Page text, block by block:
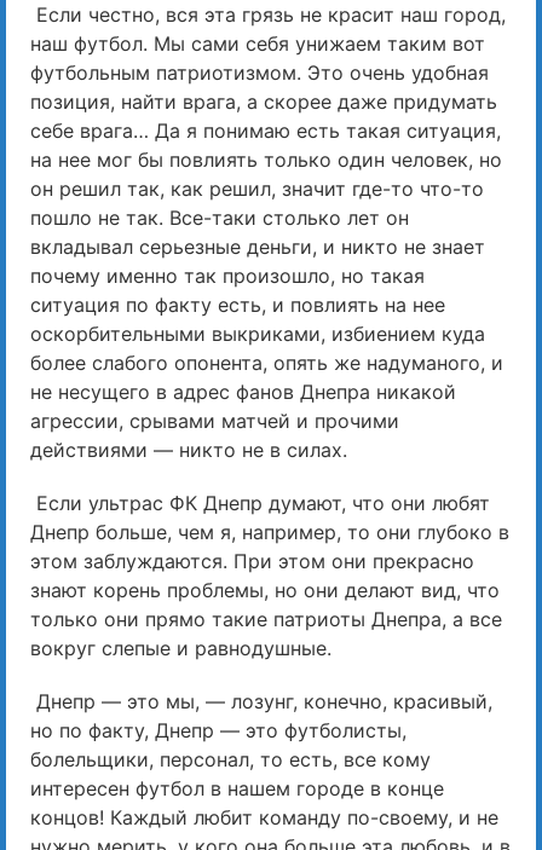
Если честно, вся эта грязь не красит наш город,
наш футбол. Мы сами себя унижаем таким вот
футбольным патриотизмом. Это очень удобная
позиция, найти врага, а скорее даже придумать
себе врага… Да я понимаю есть такая ситуация,
на нее мог бы повлиять только один человек, но
он решил так, как решил, значит где-то что-то
пошло не так. Все-таки столько лет он
вкладывал серьезные деньги, и никто не знает
почему именно так произошло, но такая
ситуация по факту есть, и повлиять на нее
оскорбительными выкриками, избиением куда
более слабого опонента, опять же надуманого, и
не несущего в адрес фанов Днепра никакой
агрессии, срывами матчей и прочими
действиями — никто не в силах.
Если ультрас ФК Днепр думают, что они любят
Днепр больше, чем я, например, то они глубоко в
этом заблуждаются. При этом они прекрасно
знают корень проблемы, но они делают вид, что
только они прямо такие патриоты Днепра, а все
вокруг слепые и равнодушные.
Днепр — это мы, — лозунг, конечно, красивый,
но по факту, Днепр — это футболисты,
болельщики, персонал, то есть, все кому
интересен футбол в нашем городе в конце
концов! Каждый любит команду по-своему, и не